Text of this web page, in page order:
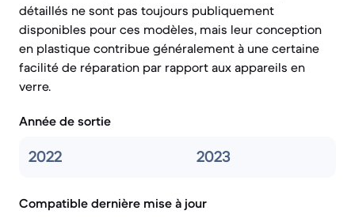
détaillés ne sont pas toujours publiquement
disponibles pour ces modèles, mais leur conception
en plastique contribue généralement à une certaine
facilité de réparation par rapport aux appareils en
verre.
Année de sortie
2022 2023
Compatible dernière mise à jour